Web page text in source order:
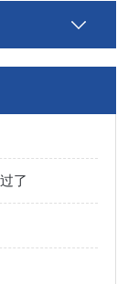
了